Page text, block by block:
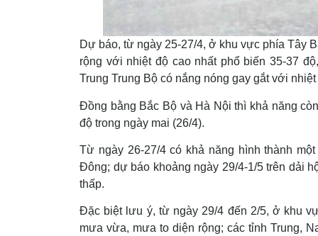
Dự báo, từ ngày 25-27/4, ở khu vực phía Tây
rộng với nhiệt độ cao nhất phổ biến 35-37
Trung Trung Bộ có nắng nóng gay gắt với
Đồng bằng Bắc Bộ và Hà Nội thì khả năng
độ trong ngày mai (26/4).
Từ ngày 26-27/4 có khả năng hình thành
Đông; dự báo khoảng ngày 29/4-1/5 trên dải
thấp.
Đặc biệt lưu ý, từ ngày 29/4 đến 2/5, ở khu
mưa vừa, mưa to diện rộng; các tỉnh Trung,